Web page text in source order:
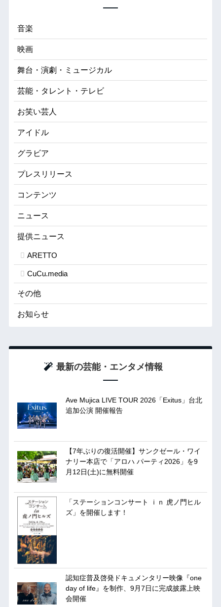
音楽
映画
舞台・演劇・ミュージカル
芸能・タレント・テレビ
お笑い芸人
アイドル
グラビア
プレスリリース
コンテンツ
ニュース
提供ニュース
ARETTO
CuCu.media
その他
お知らせ
最新の芸能・エンタメ情報
Ave Mujica LIVE TOUR 2026「Exitus」台北
追加公演 開催報告
【7年ぶりの復活開催】サンクゼール・ワイ
ナリー本店で「アロハ パーティ2026」を9
月12日(土)に無料開催
「ステーションコンサート ｉｎ 虎ノ門ヒル
ズ」を開催します！
認知症普及啓発ドキュメンタリー映像『one
day of life』を制作、9月7日に完成披露上映
会開催